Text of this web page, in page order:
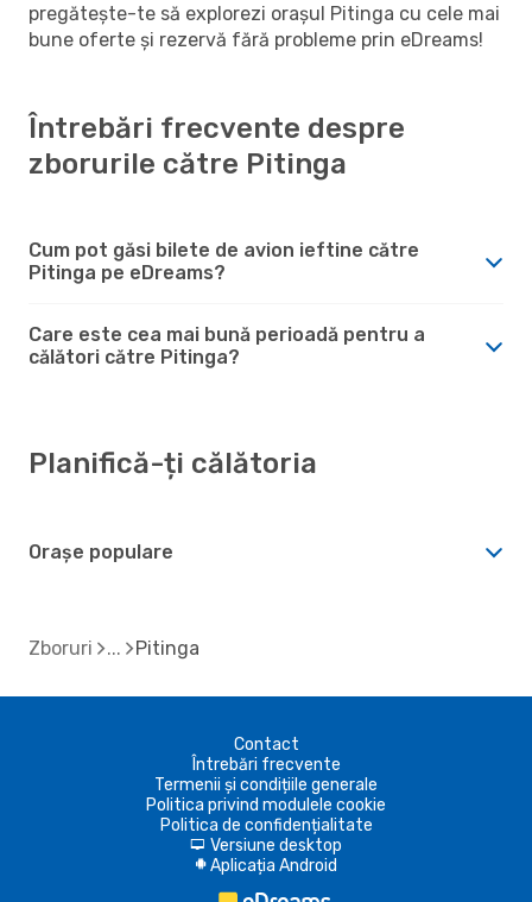
pregătește-te să explorezi orașul Pitinga cu cele mai
bune oferte și rezervă fără probleme prin eDreams!
Întrebări frecvente despre
zborurile către Pitinga
Cum pot găsi bilete de avion ieftine către
Pitinga pe eDreams?
Care este cea mai bună perioadă pentru a
călători către Pitinga?
Planifică-ți călătoria
Orașe populare
Zboruri Pitinga
Contact
Întrebări frecvente
Termenii și condițiile generale
Politica privind modulele cookie
Politica de confidențialitate
d Versiune desktop
A Aplicația Android